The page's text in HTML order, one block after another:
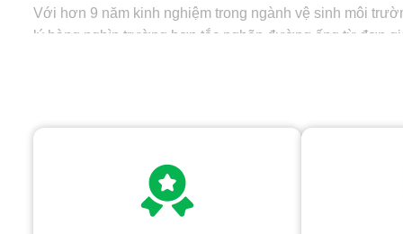
Với hơn 9 năm kinh nghiệm trong ngành vệ sinh môi
lý hàng nghìn trường hợp tắc nghẽn đường ống từ đơn
và các công trình lớn như chung cư, khách sạn,
Thông tắc cống nước thải sinh hoạt
Thông tắc cống nước thải công nghiệp
Thông tắc hệ thống ngầm như hố ga, đường ống